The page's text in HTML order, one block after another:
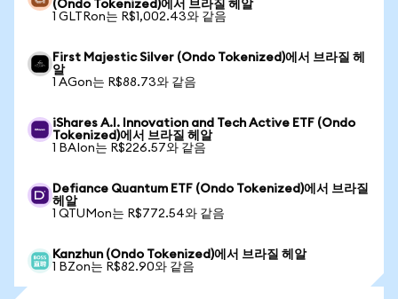
(Ondo Tokenized)에서 브라질 헤알
1 GLTRon는 R$1,002.43와 같음
First Majestic Silver (Ondo Tokenized)에서 브라질 헤
알
1 AGon는 R$88.73와 같음
iShares A.I. Innovation and Tech Active ETF (Ondo
Tokenized)에서 브라질 헤알
1 BAIon는 R$226.57와 같음
Defiance Quantum ETF (Ondo Tokenized)에서 브라질
헤알
1 QTUMon는 R$772.54와 같음
Kanzhun (Ondo Tokenized)에서 브라질 헤알
1 BZon는 R$82.90와 같음